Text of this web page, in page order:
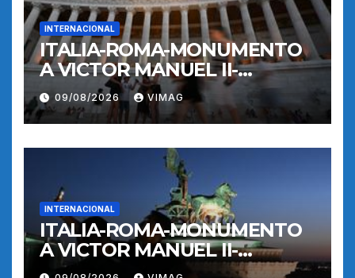
INTERNACIONAL
ITALIA-ROMA-MONUMENTO
A VICTOR MANUEL II-
RECORRIDO NOCTURNO
09/08/2026 VIMAG
INTERNACIONAL
ITALIA-ROMA-MONUMENTO
A VICTOR MANUEL II-
RECORRIDO NOCTURNO